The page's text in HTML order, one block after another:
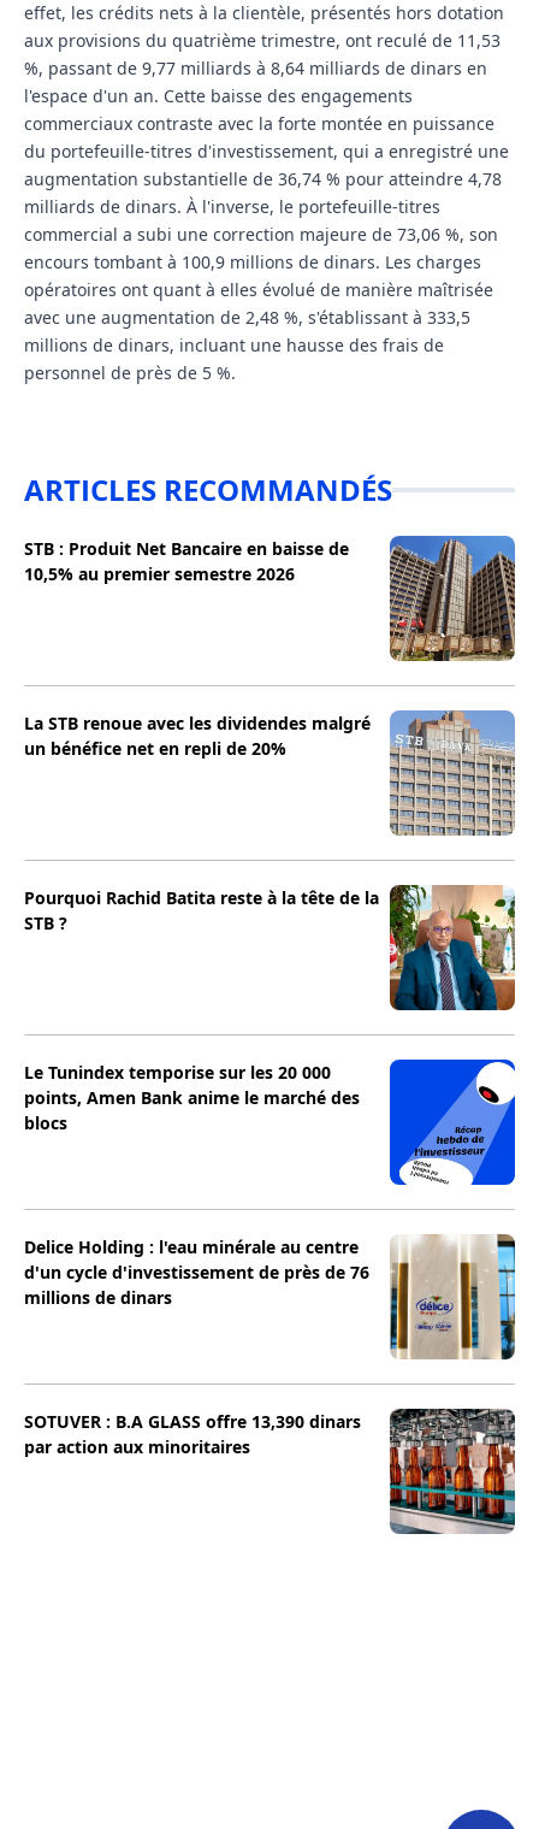
effet, les crédits nets à la clientèle, présentés hors dotation
aux provisions du quatrième trimestre, ont reculé de 11,53
%, passant de 9,77 milliards à 8,64 milliards de dinars en
l'espace d'un an. Cette baisse des engagements
commerciaux contraste avec la forte montée en puissance
du portefeuille-titres d'investissement, qui a enregistré une
augmentation substantielle de 36,74 % pour atteindre 4,78
milliards de dinars. À l'inverse, le portefeuille-titres
commercial a subi une correction majeure de 73,06 %, son
encours tombant à 100,9 millions de dinars. Les charges
opératoires ont quant à elles évolué de manière maîtrisée
avec une augmentation de 2,48 %, s'établissant à 333,5
millions de dinars, incluant une hausse des frais de
personnel de près de 5 %.
ARTICLES RECOMMANDÉS
STB : Produit Net Bancaire en baisse de
10,5% au premier semestre 2026
La STB renoue avec les dividendes malgré
un bénéfice net en repli de 20%
Pourquoi Rachid Batita reste à la tête de la
STB ?
Le Tunindex temporise sur les 20 000
points, Amen Bank anime le marché des
blocs
Delice Holding : l'eau minérale au centre
d'un cycle d'investissement de près de 76
millions de dinars
SOTUVER : B.A GLASS offre 13,390 dinars
par action aux minoritaires